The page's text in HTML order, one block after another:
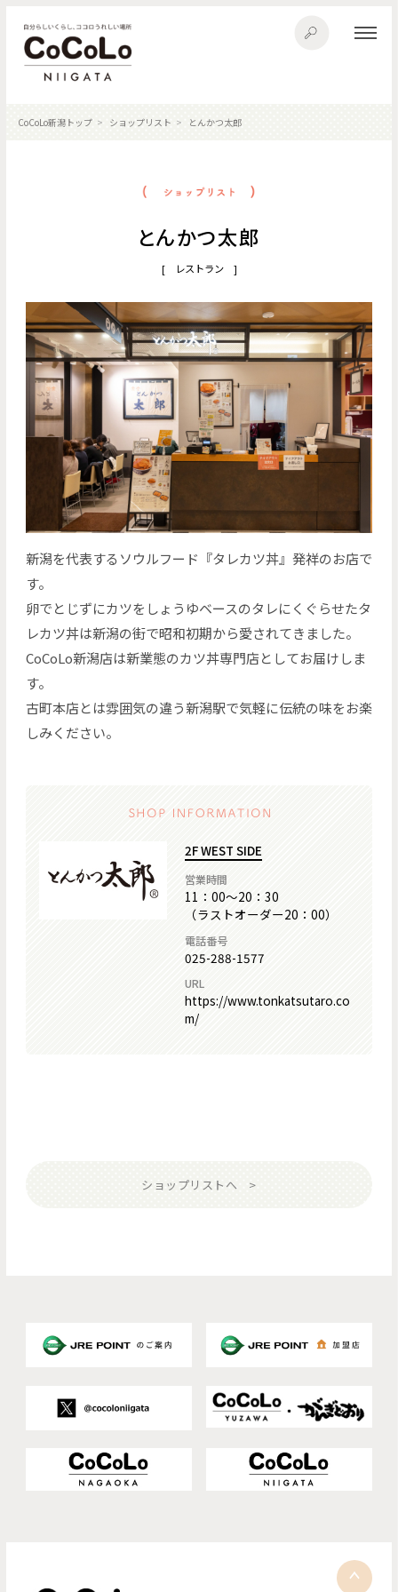
CoCoLo新潟トップ ショップリスト とんかつ太郎
とんかつ太郎
[ レストラン ]
新潟を代表するソウルフード『タレカツ丼』発祥のお店で
す。
卵でとじずにカツをしょうゆベースのタレにくぐらせたタ
レカツ丼は新潟の街で昭和初期から愛されてきました。
CoCoLo新潟店は新業態のカツ丼専門店としてお届けしま
す。
古町本店とは雰囲気の違う新潟駅で気軽に伝統の味をお楽
しみください。
2F WEST SIDE
営業時間
11：00～20：30
（ラストオーダー20：00）
電話番号
025-288-1577
URL
https://www.tonkatsutaro.co
m/
ショップリストへ